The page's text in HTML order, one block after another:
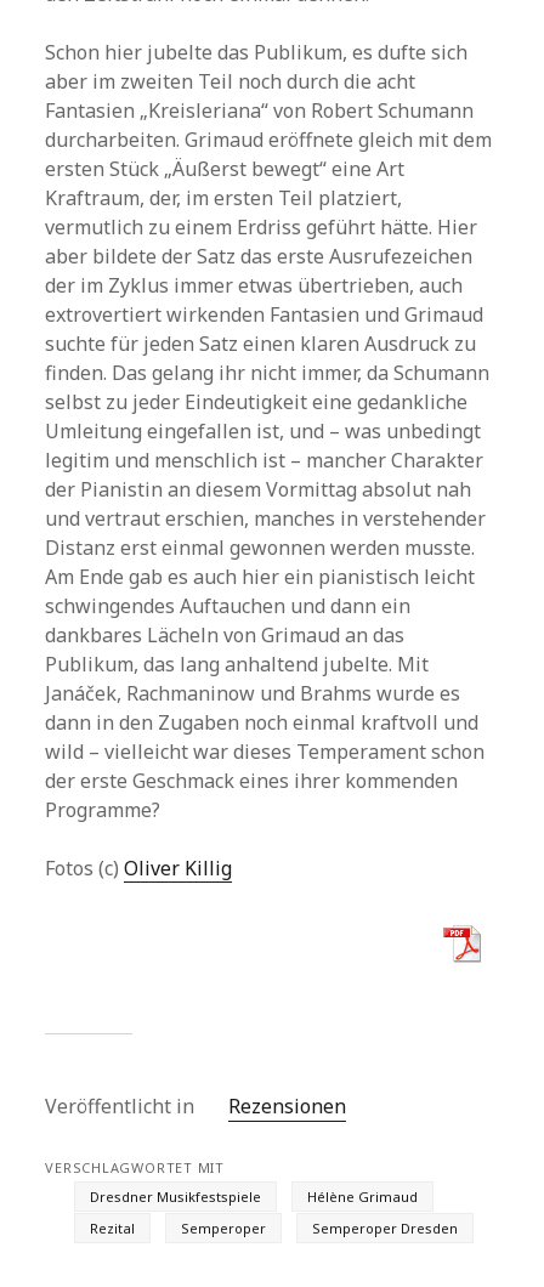
Schon hier jubelte das Publikum, es dufte sich
aber im zweiten Teil noch durch die acht
Fantasien „Kreisleriana“ von Robert Schumann
durcharbeiten. Grimaud eröffnete gleich mit dem
ersten Stück „Äußerst bewegt“ eine Art
Kraftraum, der, im ersten Teil platziert,
vermutlich zu einem Erdriss geführt hätte. Hier
aber bildete der Satz das erste Ausrufezeichen
der im Zyklus immer etwas übertrieben, auch
extrovertiert wirkenden Fantasien und Grimaud
suchte für jeden Satz einen klaren Ausdruck zu
finden. Das gelang ihr nicht immer, da Schumann
selbst zu jeder Eindeutigkeit eine gedankliche
Umleitung eingefallen ist, und – was unbedingt
legitim und menschlich ist – mancher Charakter
der Pianistin an diesem Vormittag absolut nah
und vertraut erschien, manches in verstehender
Distanz erst einmal gewonnen werden musste.
Am Ende gab es auch hier ein pianistisch leicht
schwingendes Auftauchen und dann ein
dankbares Lächeln von Grimaud an das
Publikum, das lang anhaltend jubelte. Mit
Janáček, Rachmaninow und Brahms wurde es
dann in den Zugaben noch einmal kraftvoll und
wild – vielleicht war dieses Temperament schon
der erste Geschmack eines ihrer kommenden
Programme?
Fotos (c)Oliver Killig
Veröffentlicht in Rezensionen
VERSCHLAGWORTET MIT
Dresdner Musikfestspiele
Hélène Grimaud
Rezital
Semperoper Semperoper Dresden